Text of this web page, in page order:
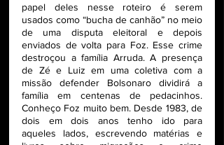
papel deles nesse roteiro é serem
usados como “bucha de canhão” no meio
de uma disputa eleitoral e depois
enviados de volta para Foz. Esse crime
destroçou a família Arruda. A presença
de Zé e Luiz em uma coletiva com a
missão defender Bolsonaro dividirá a
família em centenas de pedacinhos.
Conheço Foz muito bem. Desde 1983, de
dois em dois anos tenho ido para
aqueles lados, escrevendo matérias e